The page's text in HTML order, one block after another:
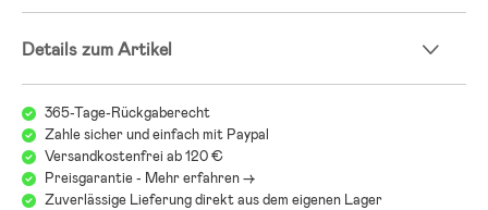
Details zum Artikel
365-Tage-Rückgaberecht
Zahle sicher und einfach mit Paypal
Versandkostenfrei ab 120 €
Preisgarantie - Mehr erfahren ->
Zuverlässige Lieferung direkt aus dem eigenen Lager